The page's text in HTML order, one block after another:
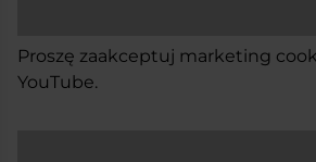
Proszę zaakceptuj marketing
YouTube.